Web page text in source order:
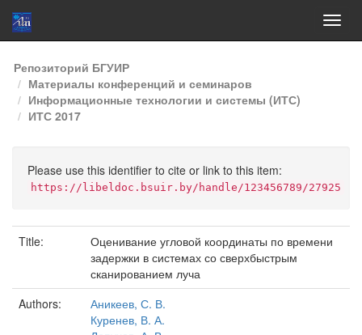
Skip
navigation
Репозиторий БГУИР
Материалы конференций и семинаров
Информационные технологии и системы (ИТС)
ИТС 2017
Please use this identifier to cite or link to this item:
https://libeldoc.bsuir.by/handle/123456789/27925
Title:
Оценивание угловой координаты по времени
задержки в системах со сверхбыстрым
сканированием луча
Authors:
Аникеев, С. В.
Куренев, В. А.